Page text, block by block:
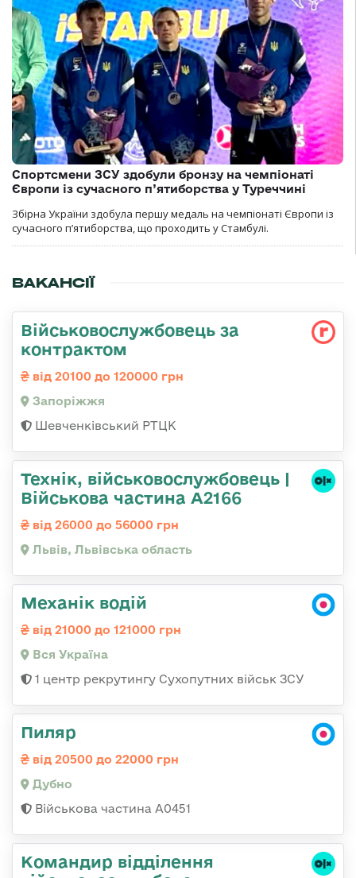
Спортсмени ЗСУ здобули бронзу на чемпіонаті
Європи із сучасного п’ятиборства у Туреччині
Збірна України здобула першу медаль на чемпіонаті Європи із
сучасного п’ятиборства, що проходить у Стамбулі.
ВАКАНСІЇ
Військовослужбовець за
контрактом
від 20100 до 120000 грн
Запоріжжя
Шевченківський РТЦК
Технік, військовослужбовець |
Військова частина А2166
від 26000 до 56000 грн
Львів, Львівська область
Механік водій
від 21000 до 121000 грн
Вся Україна
1 центр рекрутингу Сухопутних військ ЗСУ
Пиляр
від 20500 до 22000 грн
Дубно
Військова частина А0451
Командир відділення